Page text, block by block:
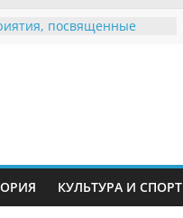
посвященные
в сети Интернет
приняли участие в
«Сохраним
КУЛЬТУРА И СПОРТ